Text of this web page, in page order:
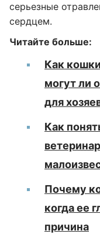
серьезные
сердцем.
Читайте больше:
Как
могут ли
для
Как
Почему
когда ее
причина